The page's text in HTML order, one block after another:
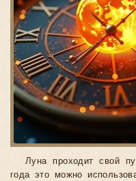
Луна проходит свой
года это можно